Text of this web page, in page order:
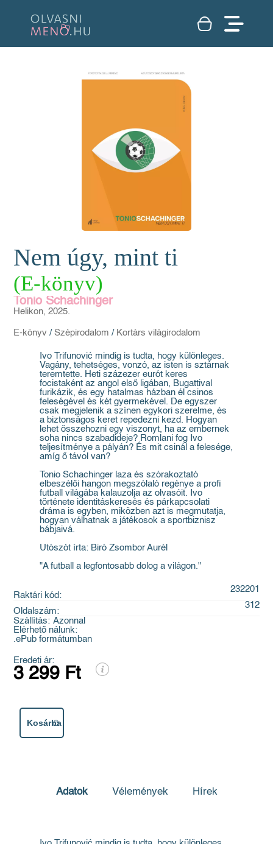
Nem úgy, mint ti
(E-könyv)
Tonio Schachinger
Helikon, 2025.
E-könyv / Szépirodalom / Kortárs világirodalom
Ivo Trifunović mindig is tudta, hogy különleges.
Vagány, tehetséges, vonzó, az isten is sztárnak
teremtette. Heti százezer eurót keres
focistaként az angol első ligában, Bugattival
furikázik, és egy hatalmas házban él csinos
feleségével és két gyermekével. De egyszer
csak megjelenik a színen egykori szerelme, és
a biztonságos keret repedezni kezd. Hogyan
lehet összehozni egy viszonyt, ha az embernek
soha nincs szabadideje? Romlani fog Ivo
teljesítménye a pályán? És mit csinál a felesége,
amíg ő távol van?
Tonio Schachinger laza és szórakoztató
elbeszélői hangon megszólaló regénye a profi
futball világába kalauzolja az olvasóit. Ivo
története identitáskeresés és párkapcsolati
dráma is egyben, miközben azt is megmutatja,
hogyan válhatnak a játékosok a sportbiznisz
bábjaivá.
Utószót írta: Biró Zsombor Aurél
"A futball a legfontosabb dolog a világon."
Raktári kód:
232201
Oldalszám:
312
Szállítás: Azonnal
Elérhető nálunk:
.ePub formátumban
Eredeti ár:
3 299 Ft
Kosárba
Adatok Vélemények Hírek